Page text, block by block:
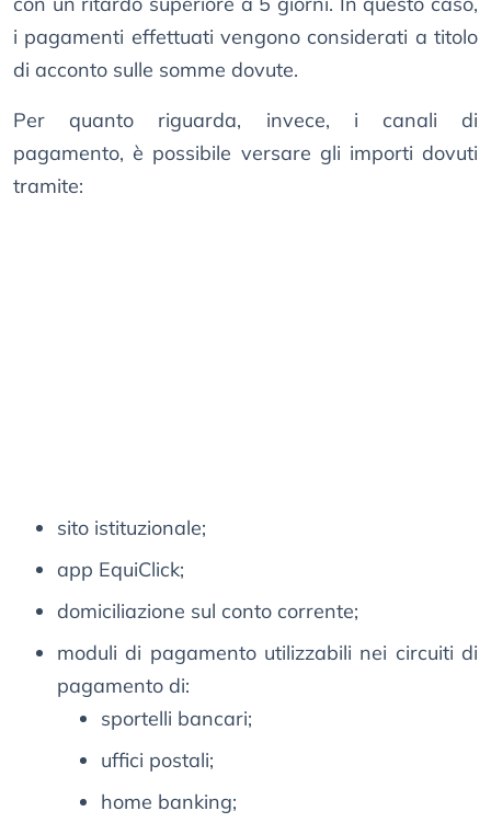
i pagamenti effettuati vengono considerati a titolo
di acconto sulle somme dovute.
Per quanto riguarda, invece, i canali di
pagamento, è possibile versare gli importi dovuti
tramite:
sito istituzionale;
app EquiClick;
domiciliazione sul conto corrente;
moduli di pagamento utilizzabili nei circuiti di
pagamento di:
sportelli bancari;
uffici postali;
home banking;